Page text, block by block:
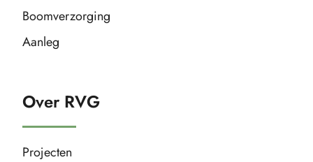
Boomverzorging
Aanleg
Over RVG
Projecten